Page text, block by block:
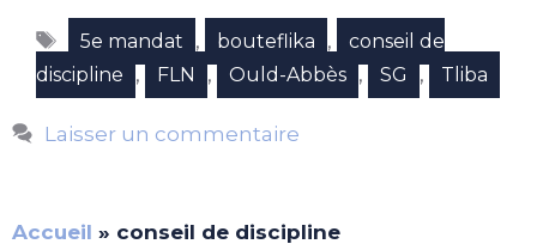
Étiquettes
5e mandat , bouteflika ,
conseil de
discipline
, FLN , Ould-Abbès , SG , Tliba
Laisser un commentaire
Accueil » conseil de discipline